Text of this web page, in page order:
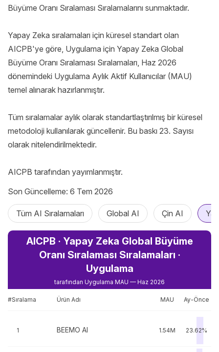
Büyüme Oranı Sıralaması Sıralamalarını sunmaktadır.
Yapay Zeka sıralamaları için küresel standart olan
AICPB'ye göre, Uygulama için Yapay Zeka Global
Büyüme Oranı Sıralaması Sıralamaları, Haz 2026
dönemindeki Uygulama Aylık Aktif Kullanıcılar (MAU)
temel alınarak hazırlanmıştır.
Tüm sıralamalar aylık olarak standartlaştırılmış bir küresel
metodoloji kullanılarak güncellenir. Bu baskı 23. Sayısı
olarak nitelendirilmektedir.
AICPB tarafından yayımlanmıştır.
Son Güncelleme: 6 Tem 2026
Tüm AI Sıralamaları Global AI Çin AI
AICPB · Yapay Zeka Global Büyüme
Oranı Sıralaması Sıralamaları ·
Uygulama
tarafından Uygulama MAU — Haz 2026
#Sıralama Ürün Adı MAU Ay-Önce
1 BEEMO AI 1.54M 23.62%